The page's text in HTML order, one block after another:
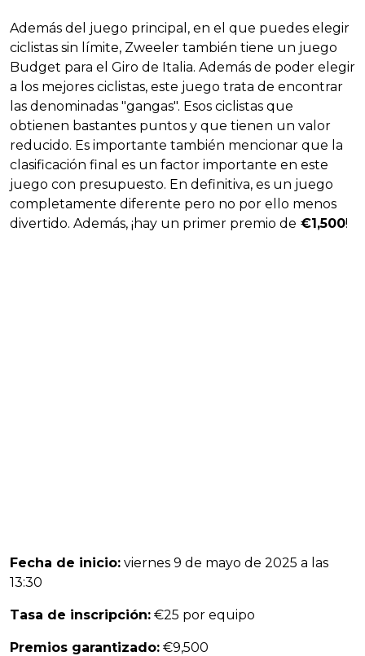
Además del juego principal, en el que puedes elegir
ciclistas sin límite, Zweeler también tiene un juego
Budget para el Giro de Italia. Además de poder elegir
a los mejores ciclistas, este juego trata de encontrar
las denominadas "gangas". Esos ciclistas que
obtienen bastantes puntos y que tienen un valor
reducido. Es importante también mencionar que la
clasificación final es un factor importante en este
juego con presupuesto. En definitiva, es un juego
completamente diferente pero no por ello menos
divertido. Además, ¡hay un primer premio de €1,500!
Fecha de inicio: viernes 9 de mayo de 2025 a las
13:30
Tasa de inscripción: €25 por equipo
Premios garantizado: €9,500